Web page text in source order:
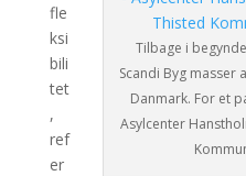
Tilbage i
Scandi Byg masser
Danmark. For et
Asylcenter
fle
ksi
bili
tet
,
ref
er